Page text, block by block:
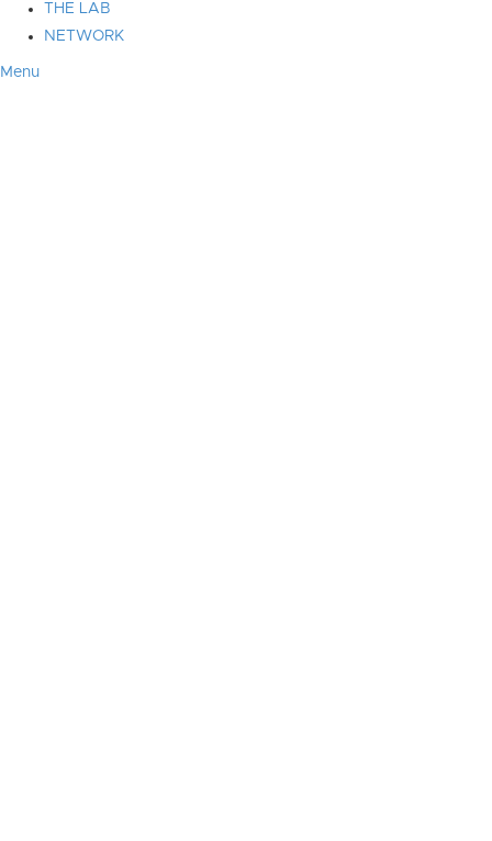
THE LAB
NETWORK
Menu